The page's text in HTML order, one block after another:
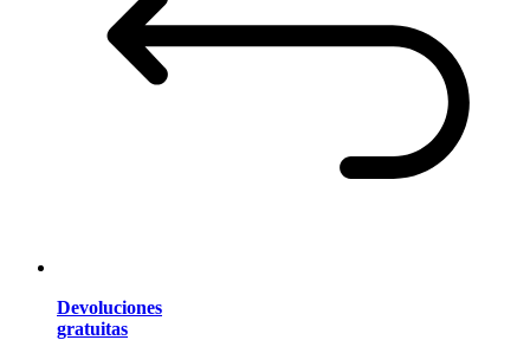
Devoluciones
gratuitas